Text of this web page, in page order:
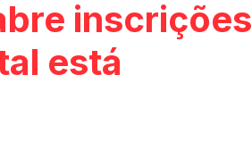
inscrições
está